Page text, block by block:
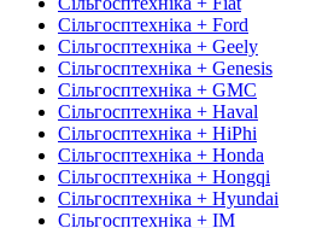
Сільгосптехніка + Ford
Сільгосптехніка + Geely
Сільгосптехніка + Genesis
Сільгосптехніка + GMC
Сільгосптехніка + Haval
Сільгосптехніка + HiPhi
Сільгосптехніка + Honda
Сільгосптехніка + Hongqi
Сільгосптехніка + Hyundai
Сільгосптехніка + IM